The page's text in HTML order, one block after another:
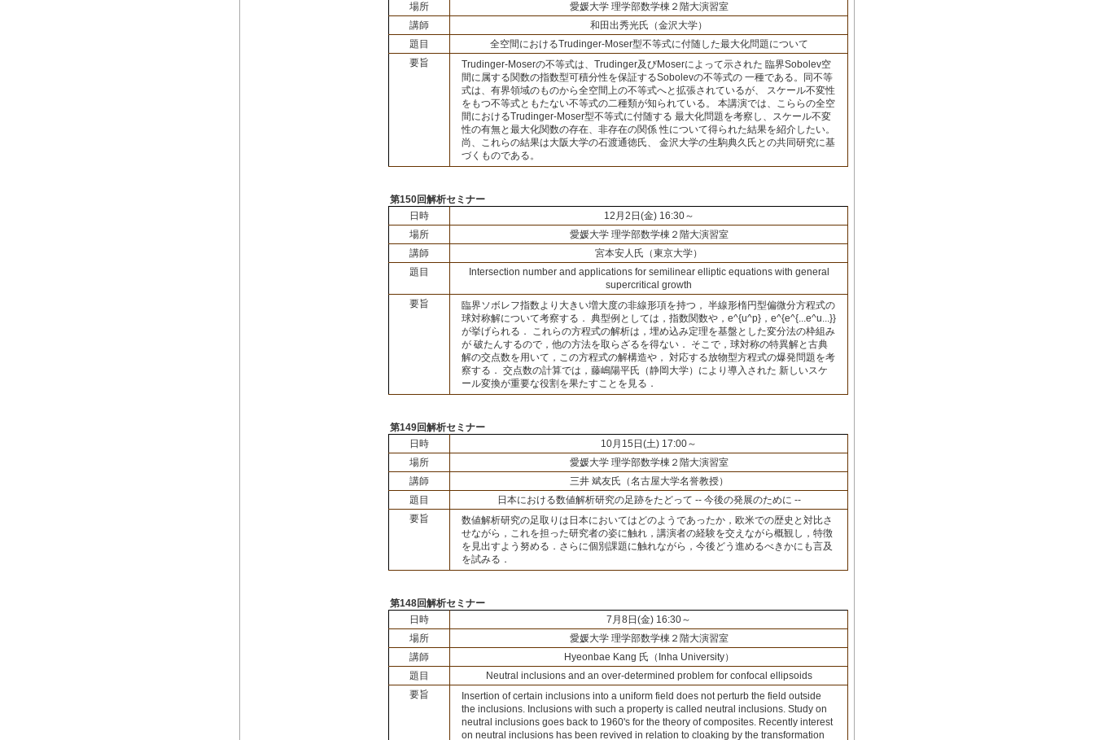
場所
愛媛大学 理学部数学棟２階大演習室
講師
和田出秀光氏（金沢大学）
題目
全空間におけるTrudinger-Moser型不等式に付随した最大化問題について
要旨
Trudinger-Moserの不等式は、Trudinger及びMoserによって示された 臨界Sobolev空
間に属する関数の指数型可積分性を保証するSobolevの不等式の 一種である。同不等
式は、有界領域のものから全空間上の不等式へと拡張されているが、 スケール不変性
をもつ不等式ともたない不等式の二種類が知られている。 本講演では、こららの全空
間におけるTrudinger-Moser型不等式に付随する 最大化問題を考察し、スケール不変
性の有無と最大化関数の存在、非存在の関係 性について得られた結果を紹介したい。
尚、これらの結果は大阪大学の石渡通徳氏、 金沢大学の生駒典久氏との共同研究に基
づくものである。
第150回解析セミナー
日時
12月2日(金) 16:30～
場所
愛媛大学 理学部数学棟２階大演習室
講師
宮本安人氏（東京大学）
題目
Intersection number and applications for semilinear elliptic equations with general
supercritical growth
要旨
臨界ソボレフ指数より大きい増大度の非線形項を持つ， 半線形楕円型偏微分方程式の
球対称解について考察する． 典型例としては，指数関数や，e^{u^p}，e^{e^{...e^u...}}
が挙げられる． これらの方程式の解析は，埋め込み定理を基盤とした変分法の枠組み
が 破たんするので，他の方法を取らざるを得ない． そこで，球対称の特異解と古典
解の交点数を用いて，この方程式の解構造や， 対応する放物型方程式の爆発問題を考
察する． 交点数の計算では，藤嶋陽平氏（静岡大学）により導入された 新しいスケ
ール変換が重要な役割を果たすことを見る．
第149回解析セミナー
日時
10月15日(土) 17:00～
場所
愛媛大学 理学部数学棟２階大演習室
講師
三井 斌友氏（名古屋大学名誉教授）
題目
日本における数値解析研究の足跡をたどって -- 今後の発展のために --
要旨
数値解析研究の足取りは日本においてはどのようであったか，欧米での歴史と対比さ
せながら，これを担った研究者の姿に触れ，講演者の経験を交えながら概観し，特徴
を見出すよう努める．さらに個別課題に触れながら，今後どう進めるべきかにも言及
を試みる．
第148回解析セミナー
日時
7月8日(金) 16:30～
場所
愛媛大学 理学部数学棟２階大演習室
講師
Hyeonbae Kang 氏（Inha University）
題目
Neutral inclusions and an over-determined problem for confocal ellipsoids
要旨
Insertion of certain inclusions into a uniform field does not perturb the field outside
the inclusions. Inclusions with such a property is called neutral inclusions. Study on
neutral inclusions goes back to 1960's for the theory of composites. Recently interest
on neutral inclusions has been revived in relation to cloaking by the transformation